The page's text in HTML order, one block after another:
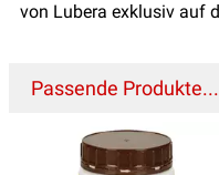
von Lubera exklusiv auf
Passende Produkte...